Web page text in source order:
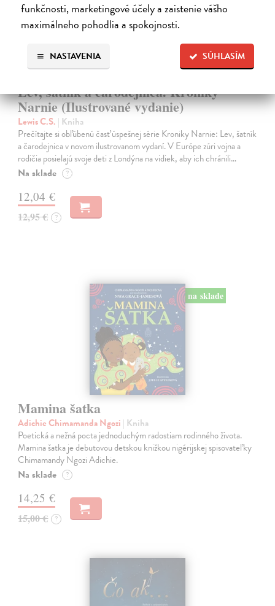
funkčnosti, marketingové účely a zaistenie vášho
maximálneho pohodlia a spokojnosti.
SÚHLASÍM
NASTAVENIA
Lev, šatník a čarodejnica. Kroniky
Narnie (Ilustrované vydanie)
Lewis C.S. | Kniha
Prečítajte si obľúbenú časť úspešnej série Kroniky Narnie: Lev, šatník
a čarodejnica v novom ilustrovanom vydaní. V Európe zúri vojna a
rodičia posielajú svoje deti z Londýna na vidiek, aby ich chránili…
Na sklade ?
12,04 €
12,95 € ?
na sklade
Mamina šatka
Adichie Chimamanda Ngozi | Kniha
Poetická a nežná pocta jednoduchým radostiam rodinného života.
Mamina šatka je debutovou detskou knižkou nigérijskej spisovateľky
Chimamandy Ngozi Adichie.
Na sklade ?
14,25 €
15,00 € ?